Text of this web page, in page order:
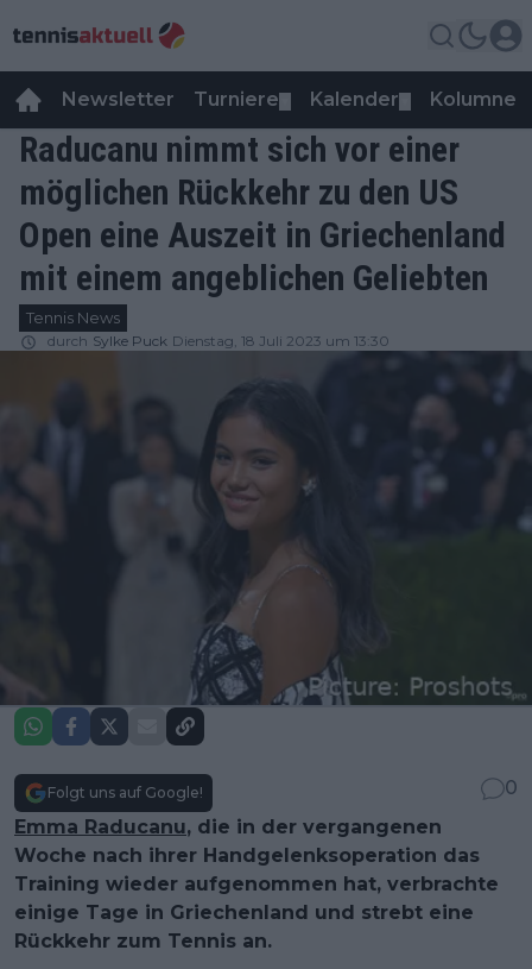
Newsletter Turniere Kalender Kolumnen
Raducanu nimmt sich vor einer
möglichen Rückkehr zu den US
Open eine Auszeit in Griechenland
mit einem angeblichen Geliebten
Tennis News
durch Sylke Puck Dienstag, 18 Juli 2023 um 13:30
Folgt uns auf Google!
0
Emma Raducanu, die in der vergangenen
Woche nach ihrer Handgelenksoperation das
Training wieder aufgenommen hat, verbrachte
einige Tage in Griechenland und strebt eine
Rückkehr zum Tennis an.